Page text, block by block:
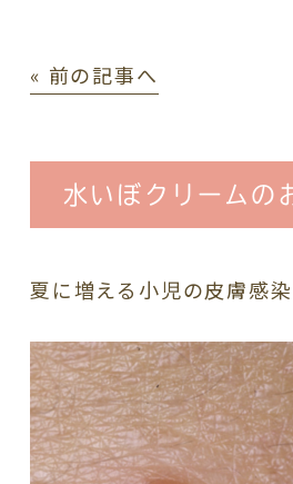
« 前の記事へ
水いぼクリーム
夏に増える小児の皮膚感